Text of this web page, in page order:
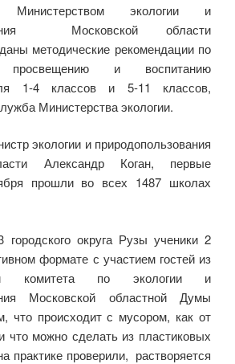
экологии и
Московской области
методические рекомендации по
просвещению и воспитанию
1-4 классов и 5-11 классов,
Министерства экологии.
экологии и природопользования
Александр Коган, первые
прошли во всех 1487 школах
округа Рузы ученики 2
формате с участием гостей из
и комитета по экологии и
Московской областной Думы
что происходит с мусором, как от
что можно сделать из пластиковых
практике проверили, растворяется